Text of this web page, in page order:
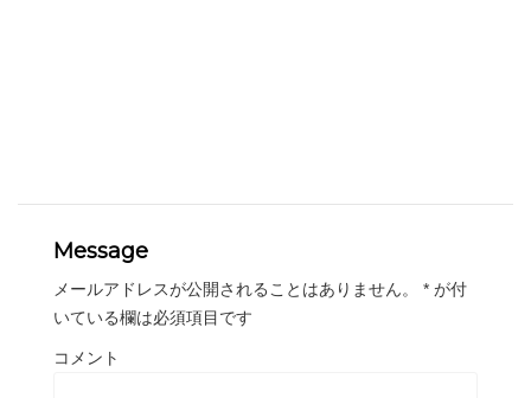
Message
メールアドレスが公開されることはありません。 * が付
いている欄は必須項目です
コメント